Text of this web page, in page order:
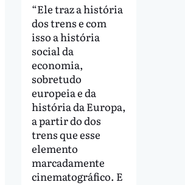
“Ele traz a história
dos trens e com
isso a história
social da
economia,
sobretudo
europeia e da
história da Europa,
a partir do dos
trens que esse
elemento
marcadamente
cinematográfico. E